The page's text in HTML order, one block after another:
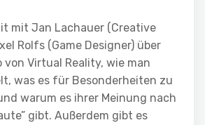
mit Jan Lachauer (Creative
Rolfs (Game Designer) über
von Virtual Reality, wie man
was es für Besonderheiten zu
warum es ihrer Meinung nach
gibt. Außerdem gibt es